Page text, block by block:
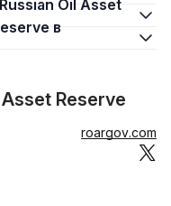
Reserve
roargov.com